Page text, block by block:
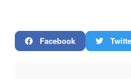
Facebook